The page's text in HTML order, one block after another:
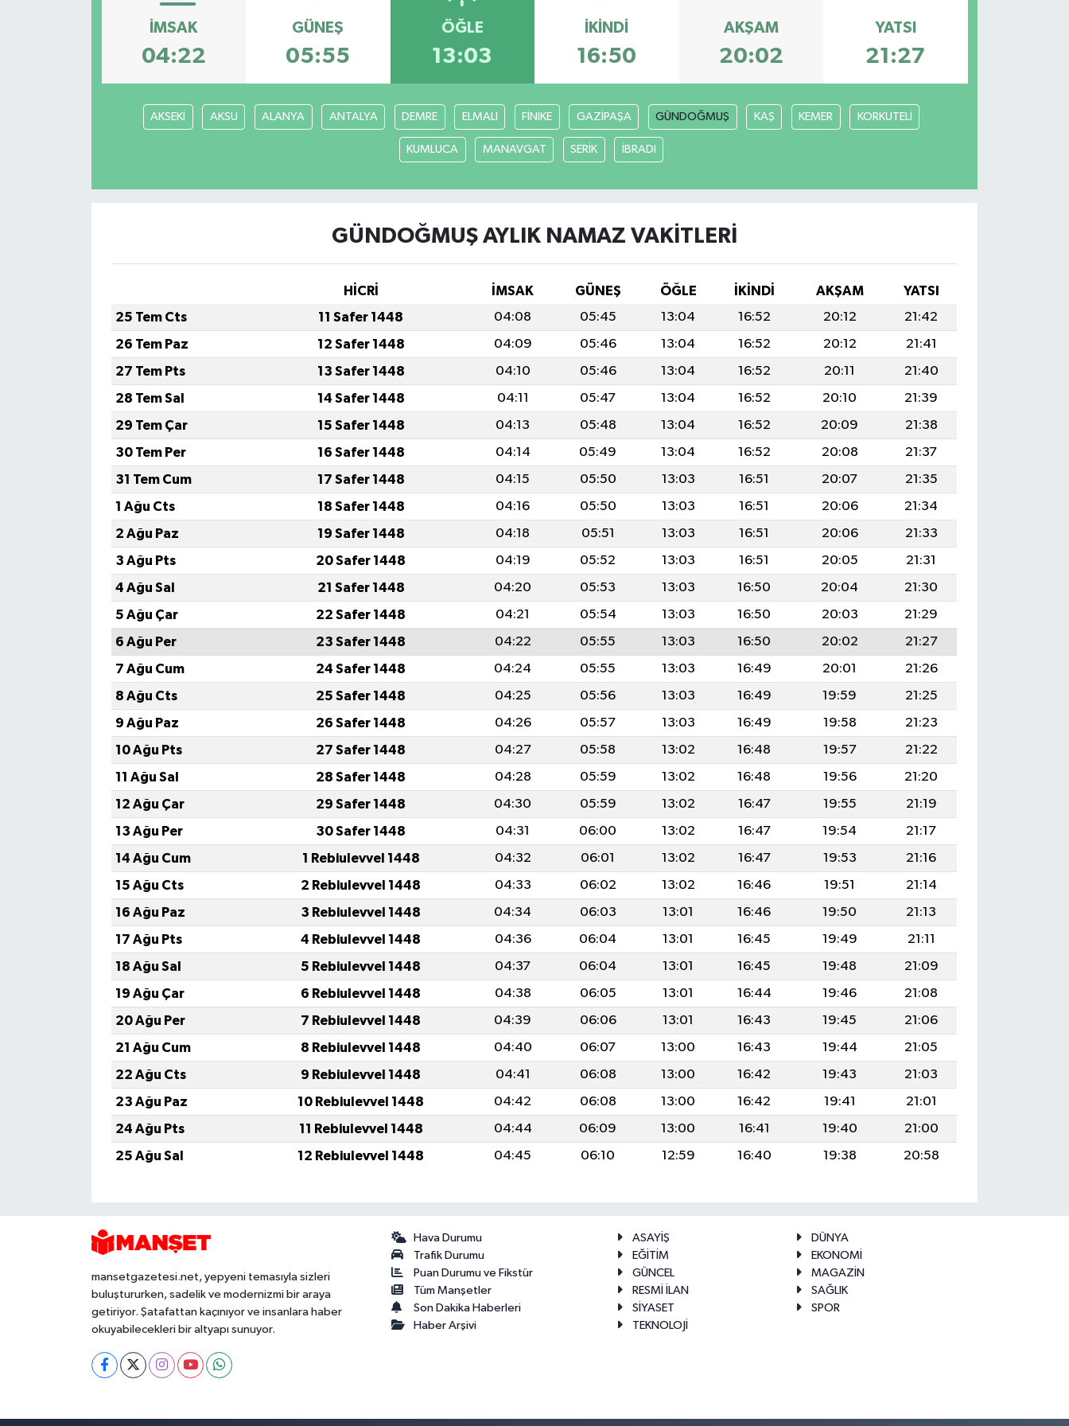
İMSAK
04:22
GÜNEŞ
05:55
ÖĞLE
13:03
İKINDI
16:50
AKŞAM
20:02
YATSI
21:27
AKSEKİ AKSU ALANYA ANTALYA DEMRE ELMALI FİNİKE GAZİPAŞA GÜNDOĞMUŞ KAŞ KEMER KORKUTELİ
KUMLUCA MANAVGAT SERİK İBRADI
GÜNDOĞMUŞ AYLIK NAMAZ VAKITLERI
HİCRİ İMSAK GÜNEŞ ÖĞLE İKINDI AKŞAM
YATSI
25 Tem Cts
11 Safer 1448 04:08 05:45 13:04 16:52 20:12
21:42
26 Tem Paz
12 Safer 1448 04:09 05:46 13:04 16:52 20:12
21:41
27 Tem Pts
13 Safer 1448 04:10 05:46 13:04 16:52 20:11
21:40
28 Tem Sal
14 Safer 1448 04:11 05:47 13:04 16:52 20:10
21:39
29 Tem Çar
15 Safer 1448 04:13 05:48 13:04 16:52 20:09
21:38
30 Tem Per
16 Safer 1448 04:14 05:49 13:04 16:52 20:08
21:37
31 Tem Cum
17 Safer 1448 04:15 05:50 13:03 16:51 20:07
21:35
1 Ağu Cts
18 Safer 1448 04:16 05:50 13:03 16:51 20:06
21:34
2 Ağu Paz
19 Safer 1448 04:18 05:51 13:03 16:51 20:06
21:33
3 Ağu Pts
20 Safer 1448 04:19 05:52 13:03 16:51 20:05
21:31
4 Ağu Sal
21 Safer 1448 04:20 05:53 13:03 16:50 20:04
21:30
5 Ağu Çar
22 Safer 1448 04:21 05:54 13:03 16:50 20:03
21:29
6 Ağu Per
23 Safer 1448 04:22 05:55 13:03 16:50 20:02
21:27
7 Ağu Cum
24 Safer 1448 04:24 05:55 13:03 16:49 20:01
21:26
8 Ağu Cts
25 Safer 1448 04:25 05:56 13:03 16:49 19:59
21:25
9 Ağu Paz
26 Safer 1448 04:26 05:57 13:03 16:49 19:58
21:23
10 Ağu Pts
27 Safer 1448 04:27 05:58 13:02 16:48 19:57
21:22
11 Ağu Sal
28 Safer 1448 04:28 05:59 13:02 16:48 19:56
21:20
12 Ağu Çar
29 Safer 1448 04:30 05:59 13:02 16:47 19:55
21:19
13 Ağu Per
30 Safer 1448 04:31 06:00 13:02 16:47 19:54
21:17
14 Ağu Cum
1 Rebiulevvel 1448 04:32 06:01 13:02 16:47 19:53
21:16
15 Ağu Cts
2 Rebiulevvel 1448 04:33 06:02 13:02 16:46 19:51
21:14
16 Ağu Paz
3 Rebiulevvel 1448 04:34 06:03 13:01 16:46 19:50
21:13
17 Ağu Pts
4 Rebiulevvel 1448 04:36 06:04 13:01 16:45 19:49
21:11
18 Ağu Sal
5 Rebiulevvel 1448 04:37 06:04 13:01 16:45 19:48
21:09
19 Ağu Çar
6 Rebiulevvel 1448 04:38 06:05 13:01 16:44 19:46
21:08
20 Ağu Per
7 Rebiulevvel 1448 04:39 06:06 13:01 16:43 19:45
21:06
21 Ağu Cum
8 Rebiulevvel 1448 04:40 06:07 13:00 16:43 19:44
21:05
22 Ağu Cts
9 Rebiulevvel 1448 04:41 06:08 13:00 16:42 19:43
21:03
23 Ağu Paz
10 Rebiulevvel 1448 04:42 06:08 13:00 16:42 19:41
21:01
24 Ağu Pts
11 Rebiulevvel 1448 04:44 06:09 13:00 16:41 19:40
21:00
25 Ağu Sal
12 Rebiulevvel 1448 04:45 06:10 12:59 16:40 19:38 20:58
mansetgazetesi.net, yepyeni temasıyla sizleri
buluştururken, sadelik ve modernizmi bir araya
getiriyor. Şatafattan kaçınıyor ve insanlara haber
okuyabilecekleri bir altyapı sunuyor.
Hava Durumu
Trafik Durumu
Puan Durumu ve Fikstür
Tüm Manşetler
Son Dakika Haberleri
Haber Arşivi
ASAYİŞ
DÜNYA
EĞİTİM
EKONOMİ
GÜNCEL
MAGAZİN
RESMİ İLAN
SAĞLIK
SİYASET
SPOR
TEKNOLOJİ